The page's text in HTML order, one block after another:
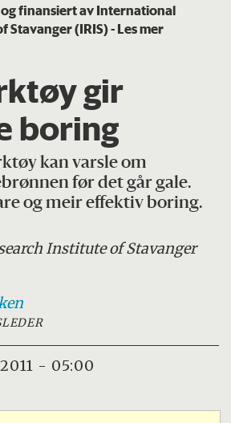
finansiert av International
Stavanger (IRIS)- Les mer
gir
boring
kan varsle om
før det går gale.
og meir effektiv boring.
Institute of Stavanger
- 05:00